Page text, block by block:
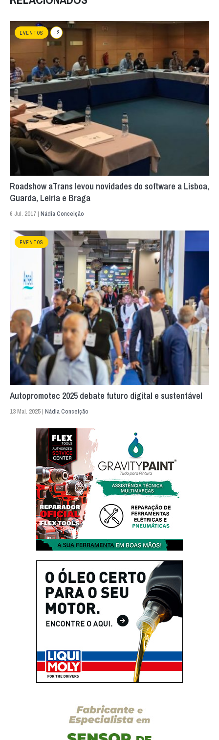
EVENTOS + 2
Roadshow aTrans levou novidades do software a Lisboa,
Guarda, Leiria e Braga
6 Jul. 2017 | Nádia Conceição
EVENTOS
Autopromotec 2025 debate futuro digital e sustentável
13 Mai. 2025 | Nádia Conceição